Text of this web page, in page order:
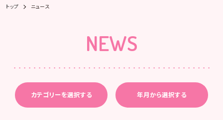
トップ ニュース
NEWS
カテゴリーを選択する 年月から選択する